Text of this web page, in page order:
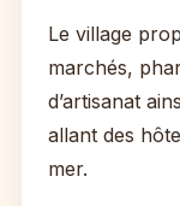
Le village
marchés,
d’artisanat
allant des
mer.